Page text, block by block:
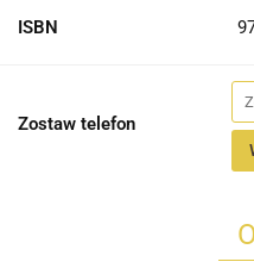
ISBN
Zostaw telefon